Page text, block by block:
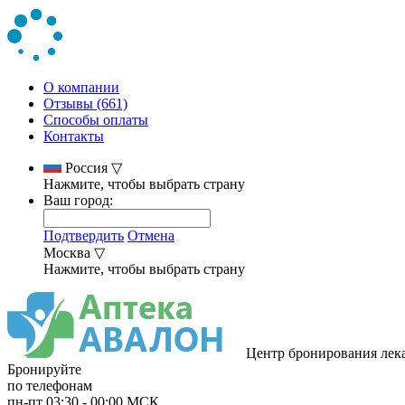
О компании
Отзывы (661)
Способы оплаты
Контакты
Россия ▽
Нажмите, чтобы выбрать страну
Ваш город:
Подтвердить Отмена
Москва ▽
Нажмите, чтобы выбрать страну
Центр бронирования
Бронируйте
по телефонам
пн-пт 03:30 - 00:00 МСК